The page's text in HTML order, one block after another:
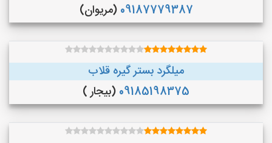
09187779387 (مریوان)
میلگرد بستر گیره قلاب
09185198375 (بیجار )